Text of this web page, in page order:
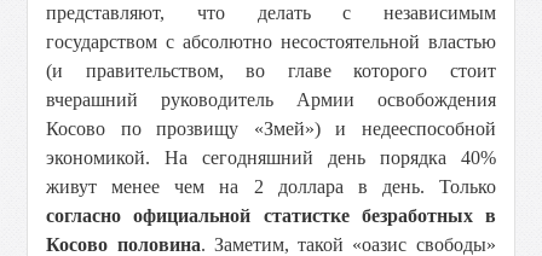
представляют, что делать с независимым
государством с абсолютно несостоятельной властью
(и правительством, во главе которого стоит
вчерашний руководитель Армии освобождения
Косово по прозвищу «Змей») и недееспособной
экономикой. На сегодняшний день порядка 40%
живут менее чем на 2 доллара в день. Только
согласно официальной статистке безработных в
Косово половина. Заметим, такой «оазис свободы»